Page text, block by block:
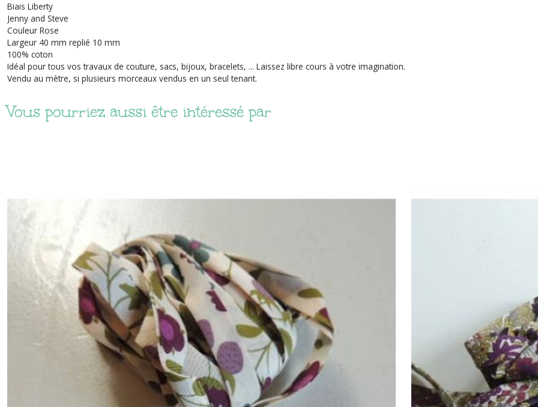
Biais Liberty
Jenny and Steve
Couleur Rose
Largeur 40 mm replié 10 mm
100% coton
Idéal pour tous vos travaux de couture, sacs, bijoux, bracelets, ... Laissez libre cours à votre imagination.
Vendu au mètre, si plusieurs morceaux vendus en un seul tenant.
Vous pourriez aussi être intéressé par